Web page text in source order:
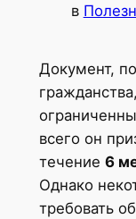
в
Документ,
всего он
течение 6
Однако
требовать